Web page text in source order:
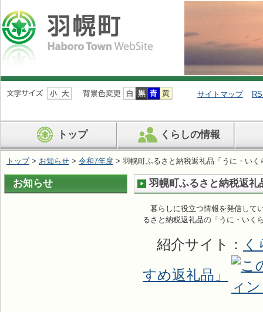
ナ
ビ
ン
を
ば
す
サイトマップ
トップ くらしの情報
トップ> お知らせ > 令和7年度 > 羽幌町ふるさと納税返礼品「うに・い
羽幌町ふるさと納税返
暮らしに役立つ情報を発信して
るさと納税返礼品の「うに・いく
紹介サイト：
すめ返礼品」
お知らせ